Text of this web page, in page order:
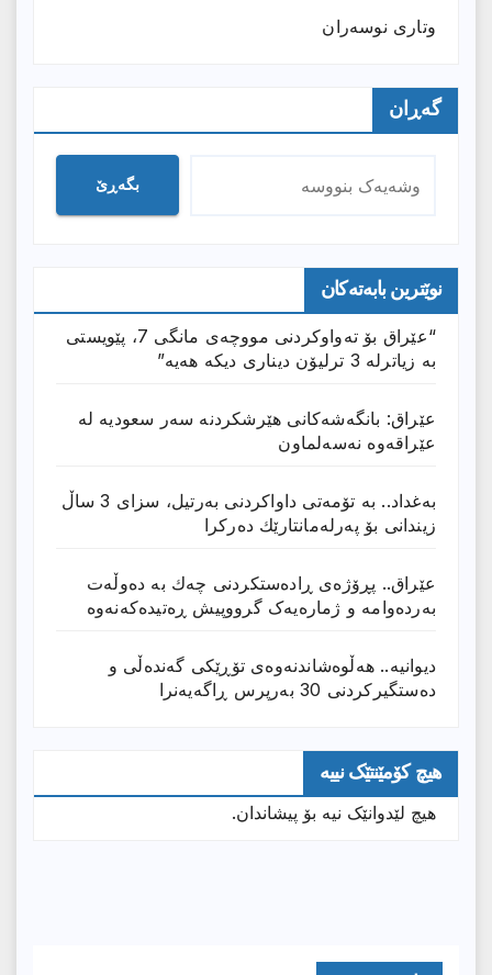
وتارى نوسەران
گەڕان
بگەڕێ
نوێترین بابەتەکان
“عێراق بۆ تەواوکردنی مووچەی مانگى 7، پێویستی
بە زیاترلە 3 ترلیۆن دیناری دیکە هەیە”
عێراق: بانگەشەكانی هێرشكردنە سەر سعودیە لە
عێراقەوە نەسەلماون
بەغداد.. بە تۆمەتی داواكردنی بەرتیل، سزای 3 ساڵ
زیندانی بۆ پەرلەمانتارێك دەركرا
عێراق.. پڕۆژەی ڕادەستكردنی چەك بە دەوڵەت
بەردەوامە و ژمارەیەک گرووپیش ڕەتیدەکەنەوە
دیوانیە.. هەڵوەشاندنەوەی تۆڕێكی گەندەڵی و
دەستگیركردنی 30 بەرپرس ڕاگەیەنرا
هیچ کۆمێنتێک نییە
هیچ لێدوانێک نیە بۆ پیشاندان.